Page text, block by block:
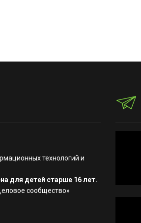
технологий и
для детей старше 16 лет.
сообщество»